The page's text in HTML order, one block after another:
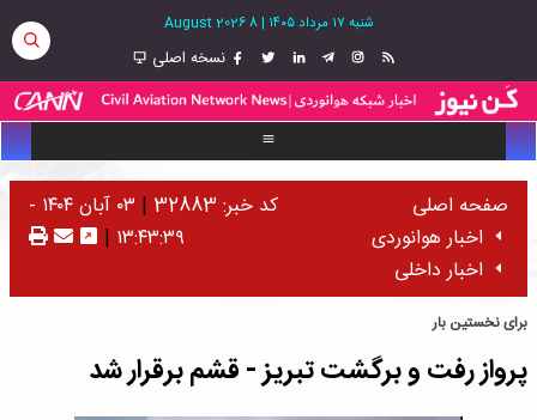
شنبه ۱۷ مرداد ۱۴۰۵ |
8 August 2026
نسخه اصلی
صفحه اصلی
اخبار هوانوردی
اخبار داخلی
کد خبر: 32883 |
۰۳ آبان ۱۴۰۴ -
۱۳:۴۳:۳۹ |
برای نخستین بار
پرواز رفت‌ و برگشت تبریز - قشم برقرار شد